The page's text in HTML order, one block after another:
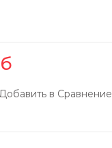
Добавить в Сравнение